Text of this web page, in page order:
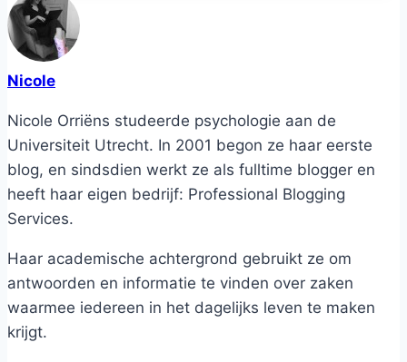
Nicole
Nicole Orriëns studeerde psychologie aan de
Universiteit Utrecht. In 2001 begon ze haar eerste
blog, en sindsdien werkt ze als fulltime blogger en
heeft haar eigen bedrijf: Professional Blogging
Services.
Haar academische achtergrond gebruikt ze om
antwoorden en informatie te vinden over zaken
waarmee iedereen in het dagelijks leven te maken
krijgt.